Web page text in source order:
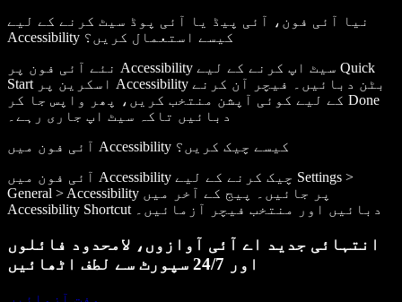
نیا آئی فون، آئی پیڈ یا آئی پوڈ سیٹ کرنے کے لیے
Accessibility کیسے استعمال کریں؟
نئے آئی فون پر Accessibility سیٹ اپ کرنے کے لیے Quick
Start اسکرین پر Accessibility بٹن دبائیں۔ فیچر آن کرنے
کے لیے کوئی آپشن منتخب کریں، پھر واپس جا کر Done
دبائیں تاکہ سیٹ اپ جاری رہے۔
آئی فون میں Accessibility کیسے چیک کریں؟
آئی فون میں Accessibility چیک کرنے کے لیے Settings >
General > Accessibility پر جائیں۔ پیج کے آخر میں
Accessibility Shortcut دبائیں اور منتخب فیچر آزمائیں۔
انتہائی جدید اے آئی آوازوں، لامحدود فائلوں
اور 24/7 سپورٹ سے لطف اٹھائیں
مفت آزمائیں